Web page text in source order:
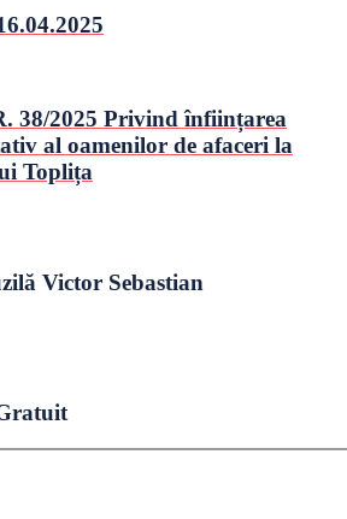
38/2025 Privind înființarea
al oamenilor de afaceri la
Toplița
Victor Sebastian